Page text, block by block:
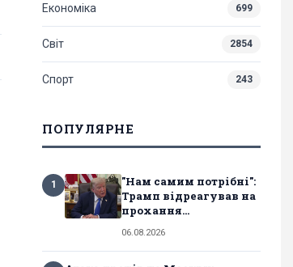
Економіка 699
Світ 2854
Спорт 243
ПОПУЛЯРНЕ
1
"Нам самим потрібні":
Трамп відреагував на
прохання...
06.08.2026